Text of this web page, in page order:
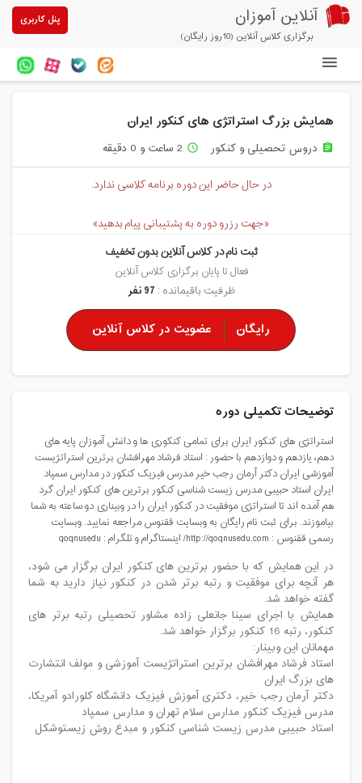
آنلاین آموزان
برگزاری کلاس آنلاین (10روز رایگان)
پنل کاربری
آزمون های آنلاین
خرید سرویس کلاس آنلاین
پیشنهادهای ویژه
تخفیفهای مشارکتی
درباره ما
همایش بزرگ استراتژی های کنکور ایران
assignment دروس تحصیلی و کنکور access_time 2 ساعت و 0 دقیقه
در حال حاضر این دوره برنامه کلاسی ندارد.
«جهت رزرو دوره به پشتیبانی پیام بدهید»
ثبت نام در کلاس آنلاین بدون تخفیف
فعال تا پایان برگزاری کلاس آنلاین
ظرفیت باقیمانده : 97 نفر
رایگان عضویت در کلاس آنلاین
توضیحات تکمیلی دوره
استراتژی های کنکور ایران برای تمامی کنکوری ها و دانش آموزان پایه های
دهم، یازدهم و دوازدهم با حضور : استاد فرشاد مهرافشان برترین استراتژیست
آموزشی ایران دکتر آرمان رجب خیر مدرس فیزیک کنکور در مدارس سمپاد
ایران استاد حبیبی مدرس زیست شناسی کنکور برترین های کنکور ایران گرد
هم آمده اند تا استراتژی موفقیت در کنکور ایران را در وبیناری دو ساعته به شما
بیاموزند. برای ثبت نام رایگان به وبسایت ققنوس مراجعه نمایید. وبسایت
رسمی ققنوس : http://qoqnusedu.com/ اینستاگرام و تلگرام : qoqnusedu
در این همایش که با حضور برترین های کنکور ایران برگزار می شود،
هر آنچه برای موفقیت و رتبه برتر شدن در کنکور نیاز دارید به شما
گفته خواهد شد.
همایش با اجرای سینا جانعلی زاده مشاور تحصیلی رتبه برتر های
کنکور، رتبه 16 کنکور برگزار خواهد شد.
مهمانان این وبینار:
استاد فرشاد مهرافشان برترین استراتژیست آموزشی و مولف انتشارت
های بزرگ ایران
دکتر آرمان رجب خیر، دکتری آموزش فیزیک دانشگاه کلورادو آمریکا،
مدرس فیزیک کنکور مدارس سلام تهران و مدارس سمپاد
استاد حبیبی مدرس زیست شناسی کنکور و مبدع روش زیستوشکل